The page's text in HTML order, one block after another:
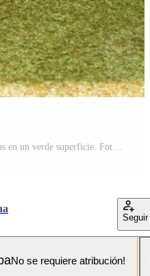
Seguir
No se requiere atribución!